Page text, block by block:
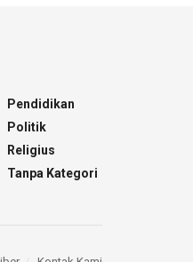
Pendidikan
Politik
Religius
Tanpa Kategori